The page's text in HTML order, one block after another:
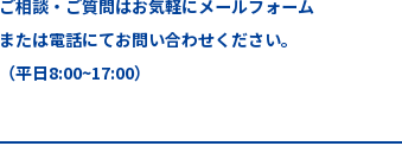
ご相談・ご質問はお気軽にメールフォーム
または電話にてお問い合わせください。
（平日8:00~17:00）